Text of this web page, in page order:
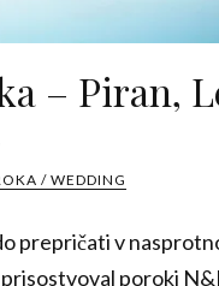
– Piran,
/ WEDDING
prepričati v
prisostvoval poroki